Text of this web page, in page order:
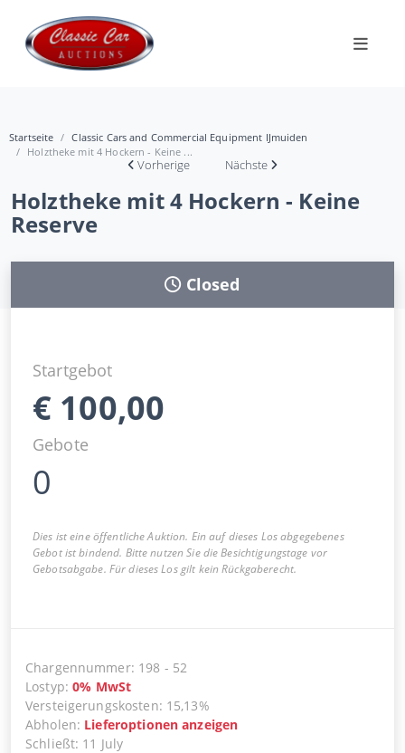
Startseite
Classic Cars and Commercial Equipment IJmuiden
Holztheke mit 4 Hockern - Keine ...
Vorherige Nächste
Holztheke mit 4 Hockern - Keine
Reserve
Closed
Startgebot
€ 100,00
Gebote
0
Dies ist eine öffentliche Auktion. Ein auf dieses Los abgegebenes
Gebot ist bindend. Bitte nutzen Sie die Besichtigungstage vor
Gebotsabgabe. Für dieses Los gilt kein Rückgaberecht.
Chargennummer: 198 - 52
Lostyp:0% MwSt
Versteigerungskosten: 15,13%
Abholen: Lieferoptionen anzeigen
Schließt: 11 July